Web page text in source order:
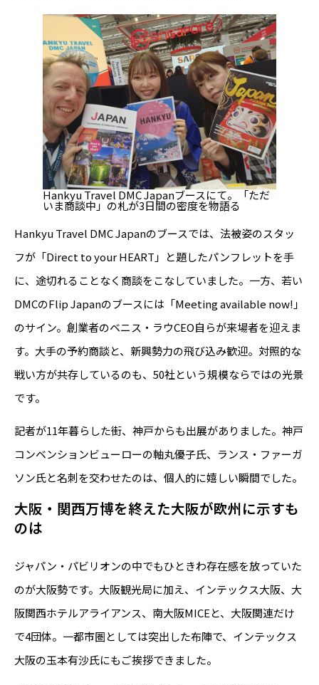
Hankyu Travel DMC Japanブースにて。「ただ
いま商談中」の札が3日間の密度を物語る
Hankyu Travel DMC Japanのブースでは、法被姿のスタッ
フが「Direct to your HEART」と題したパンフレットを手
に、途切れることなく商談をこなしていました。一方、若い
DMCのFlip Japanのブースには「Meeting available now!」
のサイン。創業者のベニス・ラウCEO自らが来場者を迎えま
す。大手の予約商談と、新興勢力の飛び込み歓迎。対照的な
戦い方が共存しているのも、50社という規模ならではの光景
です。
記者が11年暮らした街、神戸からも出展がありました。神戸
コンベンションビューローの軸丸優子氏、ランス・ファーガ
ソン氏と名刺を交わせたのは、個人的に嬉しい瞬間でした。
大阪・関西万博を終えた大阪が欧州に示すも
のは
ジャパン・パビリオンの中でもひときわ存在感を放っていた
のが大阪勢です。大阪観光局に加え、インテックス大阪、大
阪関西ホテルアライアンス、南大阪MICEと、大阪関連だけ
で4団体。一都市圏としては突出した布陣で、インテックス
大阪の玉本有沙氏にもご挨拶できました。